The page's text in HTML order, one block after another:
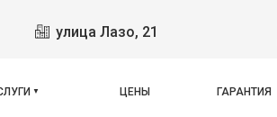
улица Лазо, 21
ЦЕНЫ ГАРАНТИЯ